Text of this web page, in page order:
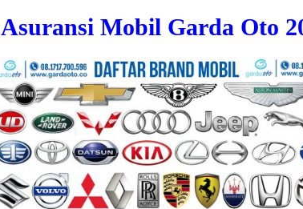
Asuransi Mobil Garda Oto